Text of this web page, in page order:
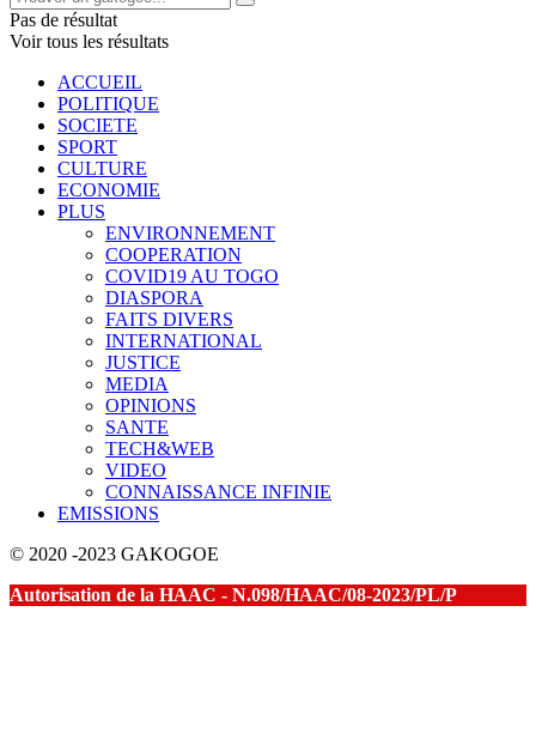
Pas de résultat
Voir tous les résultats
ACCUEIL
POLITIQUE
SOCIETE
SPORT
CULTURE
ECONOMIE
PLUS
ENVIRONNEMENT
COOPERATION
COVID19 AU TOGO
DIASPORA
FAITS DIVERS
INTERNATIONAL
JUSTICE
MEDIA
OPINIONS
SANTE
TECH&WEB
VIDEO
CONNAISSANCE INFINIE
EMISSIONS
© 2020 -2023 GAKOGOE
Autorisation de la HAAC - N.098/HAAC/08-2023/PL/P